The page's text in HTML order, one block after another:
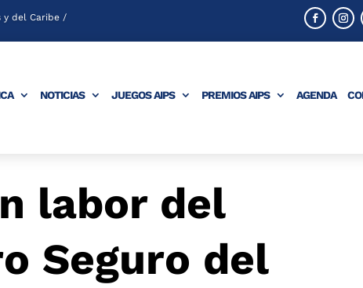
y del Caribe /
NOTICIAS JUEGOS AIPS PREMIOS AIPS AGENDA
labor del
Seguro del